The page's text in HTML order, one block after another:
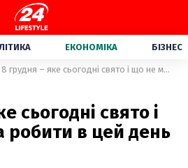
ЕКОНОМІКА БІЗНЕС
8 грудня – яке сьогодні свято і що не можна робити в цей день
сьогодні свято і
в цей день